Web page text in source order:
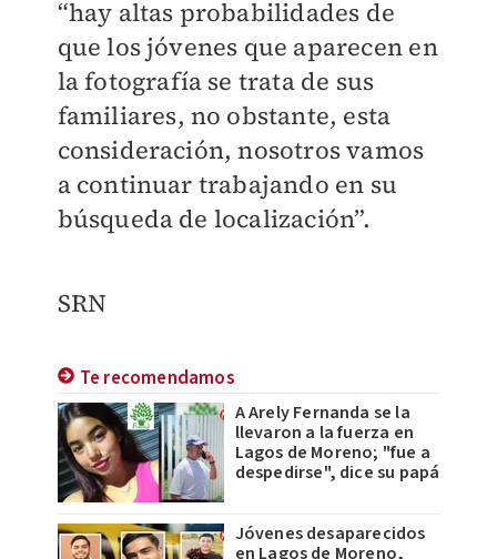
“hay altas probabilidades de
que los jóvenes que aparecen en
la fotografía se trata de sus
familiares, no obstante, esta
consideración, nosotros vamos
a continuar trabajando en su
búsqueda de localización”.
SRN
Te recomendamos
A Arely Fernanda se la
llevaron a la fuerza en
Lagos de Moreno; "fue a
despedirse", dice su papá
Jóvenes desaparecidos
en Lagos de Moreno,